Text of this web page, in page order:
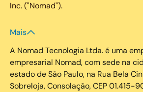
Inc. ("Nomad").
Mais
A Nomad Tecnologia Ltda. é uma
empresarial Nomad, com sede na
estado de São Paulo, na Rua Bela
Sobreloja, Consolação, CEP 01.415-